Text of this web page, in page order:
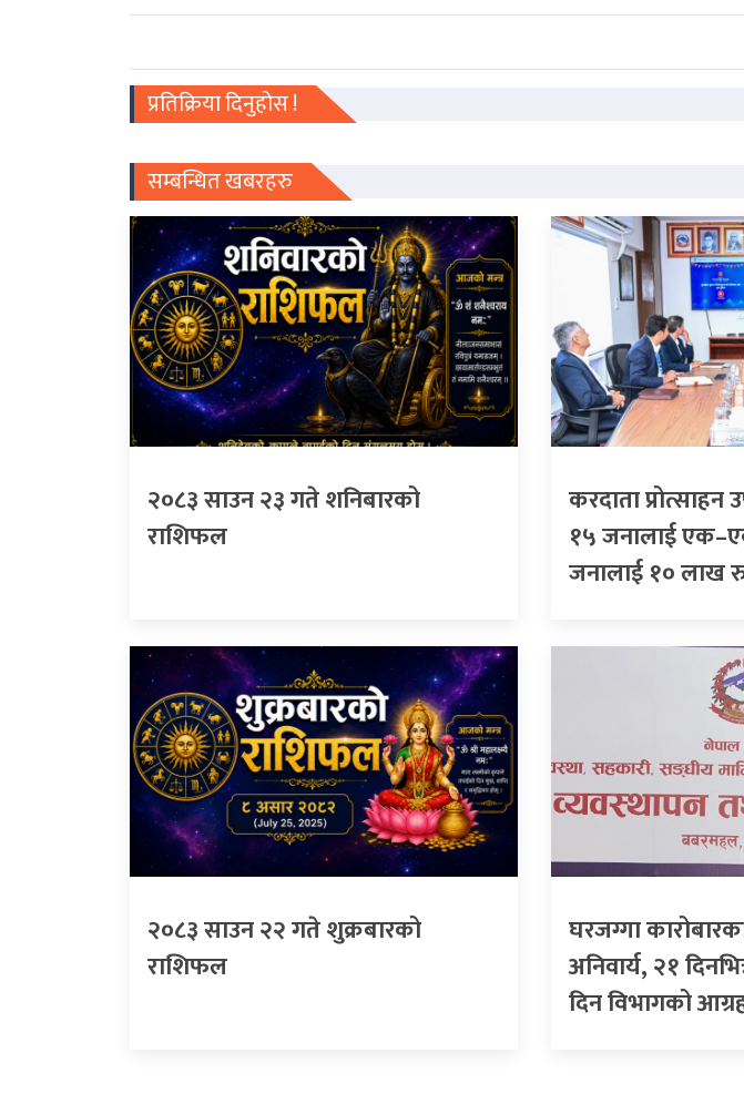
प्रतिक्रिया दिनुहोस !
सम्बन्धित खबरहरु
२०८३ साउन २३ गते शनिबारको
राशिफल
करदाता
१५ जनालाई
जनालाई १० लाख
२०८३ साउन २२ गते शुक्रबारको
राशिफल
घरजग्गा
अनिवार्य, २१
दिन विभागको